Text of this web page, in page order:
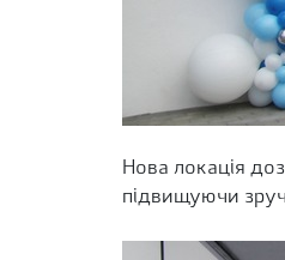
Нова локація
підвищуючи